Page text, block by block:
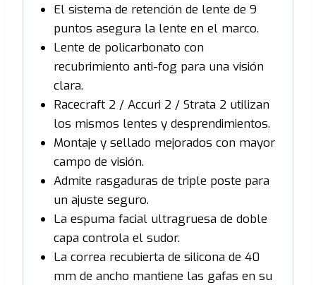
El sistema de retención de lente de 9
puntos asegura la lente en el marco.
Lente de policarbonato con
recubrimiento anti-fog para una visión
clara.
Racecraft 2 / Accuri 2 / Strata 2 utilizan
los mismos lentes y desprendimientos.
Montaje y sellado mejorados con mayor
campo de visión.
Admite rasgaduras de triple poste para
un ajuste seguro.
La espuma facial ultragruesa de doble
capa controla el sudor.
La correa recubierta de silicona de 40
mm de ancho mantiene las gafas en su